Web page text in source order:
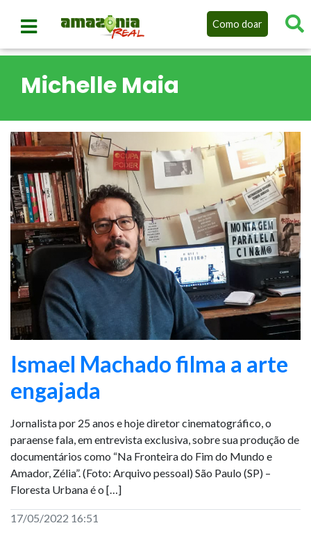
Como doar
Michelle Maia
Ismael Machado filma a arte
engajada
Jornalista por 25 anos e hoje diretor cinematográfico, o
paraense fala, em entrevista exclusiva, sobre sua produção de
documentários como “Na Fronteira do Fim do Mundo e
Amador, Zélia”. (Foto: Arquivo pessoal) São Paulo (SP) –
Floresta Urbana é o […]
17/05/2022 16:51